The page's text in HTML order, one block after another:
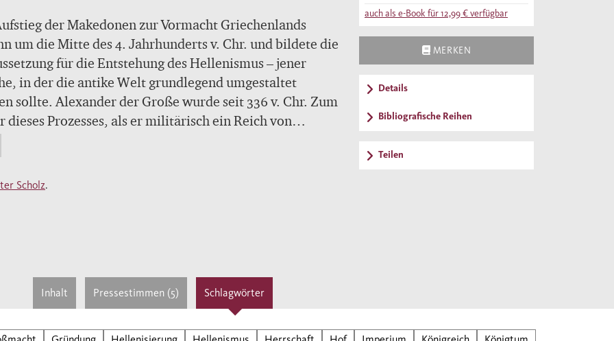
der Makedonen zur Vormacht Griechenlands
um die Mitte des 4. Jahrhunderts v. Chr. und bildete die
für die Entstehung des Hellenismus – jener
in der die antike Welt grundlegend umgestaltet
sollte. Alexander der Große wurde seit 336 v. Chr. Zum
dieses Prozesses, als er militärisch ein Reich von
Ausmaßen schuf. Zwar folgte auf seinen frühen Tod
Chr.) sofort der Zerfall des Imperiums, doch die
der Herrschaftsräume war nicht mehr
der letzten Königin aus dem Geschlecht der
Kleopatra VII. (30 v. Chr.), reicht. Er begleitet seine
und Leser an die Höfe der hellenistischen
in deren Pracht sich die intellektuelle und
Scholz.
auch als e-Book für12,99 €verfügbar
MERKEN
Details
Bibliografische Reihen
Teilen
Inhalt Pressestimmen (5) Schlagwörter